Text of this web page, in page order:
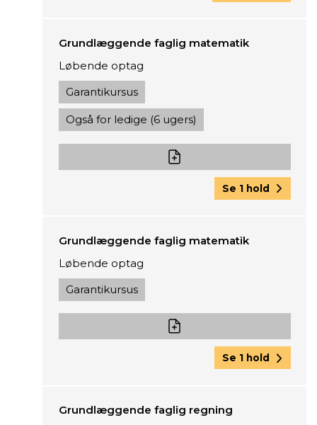
Grundlæggende faglig matematik
Garantikursus
Også for ledige (6 ugers)
Se 1 hold
Løbende optag
Grundlæggende faglig matematik
Garantikursus
Se 1 hold
Løbende optag
Grundlæggende faglig regning